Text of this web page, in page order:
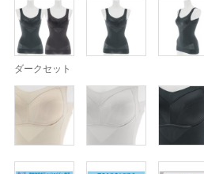
ダークセット